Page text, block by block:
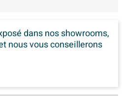
dansnos showrooms,
nous vous conseillerons